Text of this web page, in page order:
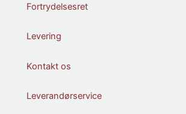
Fortrydelsesret
Levering
Kontakt os
Leverandørservice